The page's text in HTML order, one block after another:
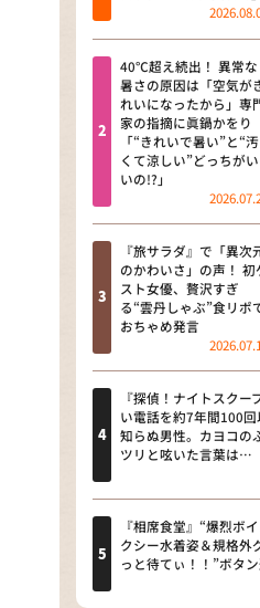
探偵！ナイ
news おかえ
河合＆
「なんでや
かえり）
DAIGOも台
にする？～
本日はダイ
朝だ！生で
教えて！ニ
ミカタ
ＬＩＦＥ～
新婚さんい
ポツンと一
ザキ山小屋
40℃超え続出！ 異常な
暑さの原因は「空気が
れいになったから」専
家の指摘に眞鍋かをり
「“きれいで暑い”と“汚
くて涼しい”どっちがい
いの!?」
『旅サラダ』で「異次
のかわいさ」の声！ 初
スト女優、贅沢すぎ
る“雲丹しゃぶ”食リポ
おちゃめ発言
『探偵！ナイトスク
い電話を約7年間100
知らぬ男性。カヨコの
ツリと呟いた言葉は…
『相席食堂』“爆烈ボ
クシー水着姿＆規格外
っと待てぃ！！”ボタ